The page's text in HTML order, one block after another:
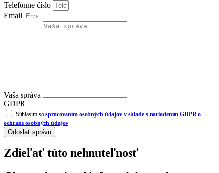
Telefónne číslo
Email
Vaša správa
GDPR
Súhlasím so spracovaním osobných údajov v súlade s nariadením GDPR o
ochrane osobných údajov
Odoslať správu
Zdieľať túto nehnuteľnosť